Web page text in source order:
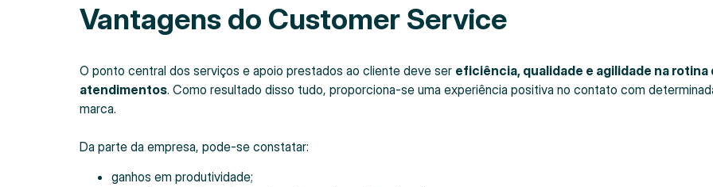
Vantagens do Customer Service
O ponto central dos serviços e apoio prestados ao cliente deve ser eficiência, qualidade e agilidade na rotina
atendimentos. Como resultado disso tudo, proporciona-se uma experiência positiva no contato com
marca.
Da parte da empresa, pode-se constatar:
ganhos em produtividade;